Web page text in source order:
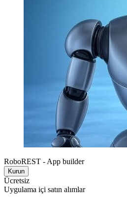
RoboREST - App builder
Kurun
Ücretsiz
Uygulama içi satın alımlar